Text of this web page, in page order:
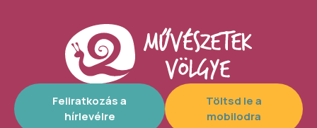
Feliratkozás a
hírlevélre
Töltsd le a
mobilodra